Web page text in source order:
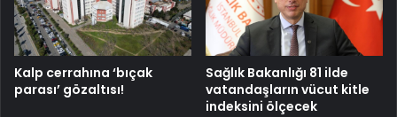
Kalp cerrahına ‘bıçak
parası’ gözaltısı!
Sağlık Bakanlığı 81 ilde
vatandaşların vücut kitle
indeksini ölçecek